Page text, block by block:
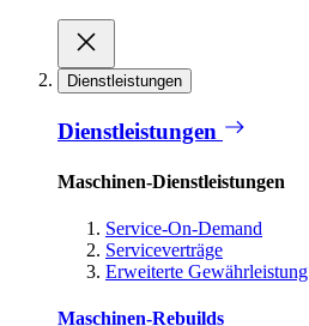
Dienstleistungen
Dienstleistungen
Maschinen-Dienstleistungen
Service-On-Demand
Serviceverträge
Erweiterte Gewährleistung
Maschinen-Rebuilds